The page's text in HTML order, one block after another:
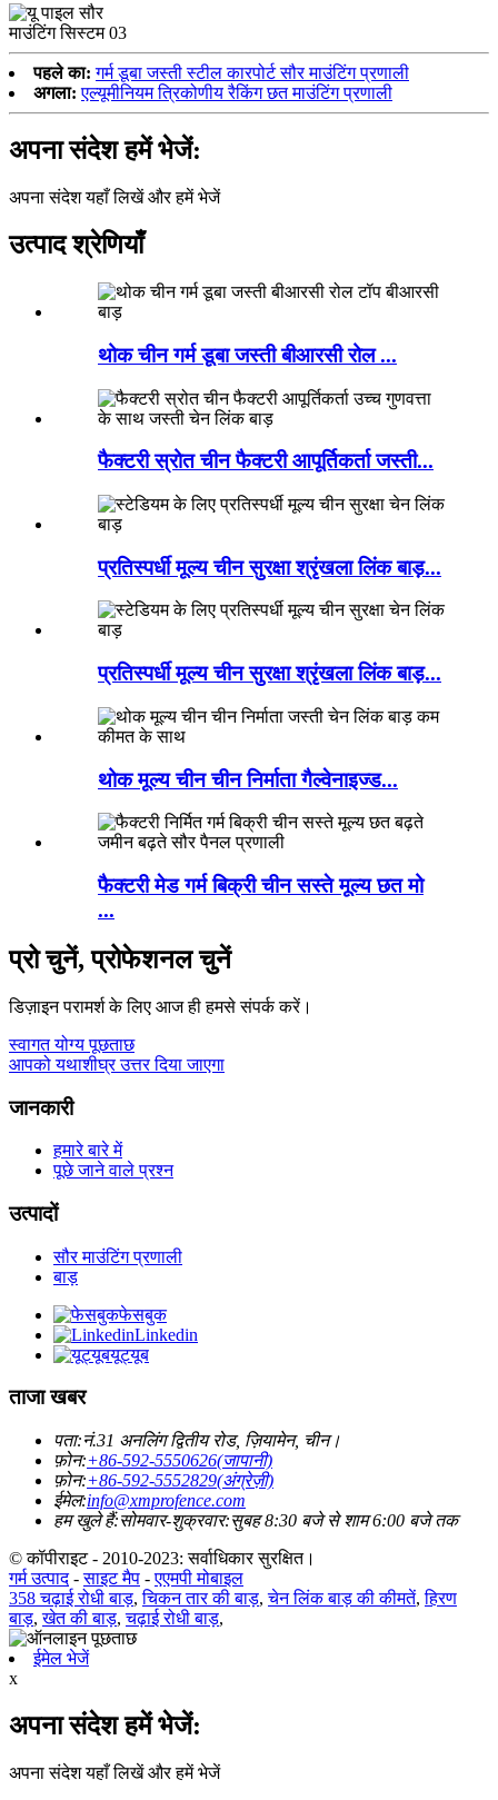
पहले का: गर्म डूबा जस्ती स्टील कारपोर्ट सौर माउंटिंग प्रणाली
अगला: एल्यूमीनियम त्रिकोणीय रैकिंग छत माउंटिंग प्रणाली
अपना संदेश हमें भेजें:
अपना संदेश यहाँ लिखें और हमें भेजें
उत्पाद श्रेणियाँ
थोक चीन गर्म डूबा जस्ती बीआरसी रोल ...
फैक्टरी स्रोत चीन फैक्टरी आपूर्तिकर्ता जस्ती...
प्रतिस्पर्धी मूल्य चीन सुरक्षा श्रृंखला लिंक बाड़...
प्रतिस्पर्धी मूल्य चीन सुरक्षा श्रृंखला लिंक बाड़...
थोक मूल्य चीन चीन निर्माता गैल्वेनाइज्ड...
फैक्टरी मेड गर्म बिक्री चीन सस्ते मूल्य छत मो
...
प्रो चुनें, प्रोफेशनल चुनें
डिज़ाइन परामर्श के लिए आज ही हमसे संपर्क करें।
स्वागत योग्य पूछताछ
आपको यथाशीघ्र उत्तर दिया जाएगा
जानकारी
हमारे बारे में
पूछे जाने वाले प्रश्न
उत्पादों
सौर माउंटिंग प्रणाली
बाड़
फेसबुक
Linkedin
यूट्यूब
ताजा खबर
पता:नं.31 अनलिंग द्वितीय रोड, ज़ियामेन, चीन।
फ़ोन:+86-592-5550626(जापानी)
फ़ोन:+86-592-5552829(अंग्रेज़ी)
ईमेल:info@xmprofence.com
हम खुले हैं:सोमवार-शुक्रवार:सुबह 8:30 बजे से शाम 6:00 बजे तक
© कॉपीराइट - 2010-2023: सर्वाधिकार सुरक्षित।
गर्म उत्पाद-साइट मैप -एएमपी मोबाइल
358 चढ़ाई रोधी बाड़,चिकन तार की बाड़,चेन लिंक बाड़ की कीमतें,हिरण
बाड़,खेत की बाड़,चढ़ाई रोधी बाड़,
ईमेल भेजें
x
अपना संदेश हमें भेजें:
अपना संदेश यहाँ लिखें और हमें भेजें